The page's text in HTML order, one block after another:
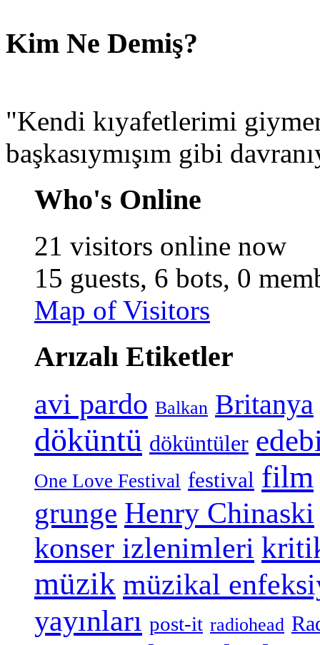
Kim Ne Demiş?
"Kendi kıyafetlerimi
başkasıymışım gibi
Who's Online
21 visitors online now
15 guests, 6 bots, 0
Map of Visitors
Arızalı Etiketler
avi pardo Balkan Britanya
döküntü döküntüler
One Love Festival festival film
grunge Henry Chinaski
konser izlenimleri
müzik müzikal
yayınları post-it radiohead